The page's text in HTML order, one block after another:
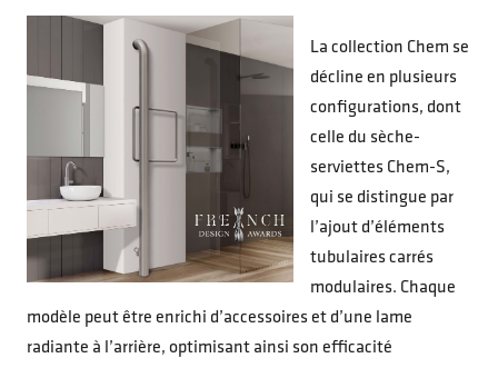
La collection Chem se
décline en plusieurs
configurations, dont
celle du sèche-
serviettes Chem-S,
qui se distingue par
l’ajout d’éléments
tubulaires carrés
modulaires. Chaque
modèle peut être enrichi d’accessoires et d’une lame
radiante à l’arrière, optimisant ainsi son efficacité